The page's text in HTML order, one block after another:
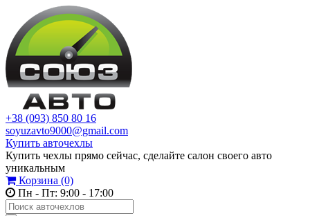
+38 (093) 850 80 16
soyuzavto9000@gmail.com
Купить авточехлы
Купить чехлы прямо сейчас, сделайте салон своего авто
уникальным
Корзина (0)
Пн - Пт: 9:00 - 17:00